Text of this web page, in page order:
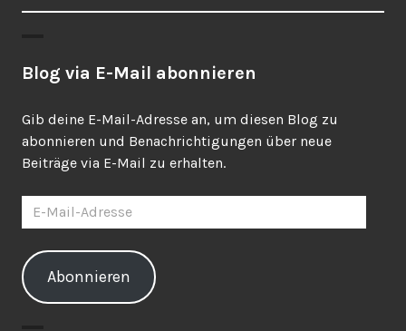
Blog via E-Mail abonnieren
Gib deine E-Mail-Adresse an, um diesen Blog zu
abonnieren und Benachrichtigungen über neue
Beiträge via E-Mail zu erhalten.
Mail-
Adresse
Abonnieren